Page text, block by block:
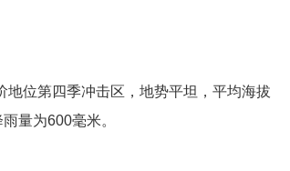
位第四季冲击区，地势平坦，平均海拔
量为600毫米。